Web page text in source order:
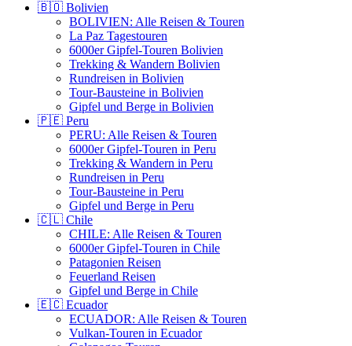
🇧🇴 Bolivien
BOLIVIEN: Alle Reisen & Touren
La Paz Tagestouren
6000er Gipfel-Touren Bolivien
Trekking & Wandern Bolivien
Rundreisen in Bolivien
Tour-Bausteine in Bolivien
Gipfel und Berge in Bolivien
🇵🇪 Peru
PERU: Alle Reisen & Touren
6000er Gipfel-Touren in Peru
Trekking & Wandern in Peru
Rundreisen in Peru
Tour-Bausteine in Peru
Gipfel und Berge in Peru
🇨🇱 Chile
CHILE: Alle Reisen & Touren
6000er Gipfel-Touren in Chile
Patagonien Reisen
Feuerland Reisen
Gipfel und Berge in Chile
🇪🇨 Ecuador
ECUADOR: Alle Reisen & Touren
Vulkan-Touren in Ecuador